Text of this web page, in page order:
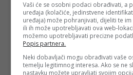
Vaši će se osobni podaci obrađivati, a
uređaja (kolačiće, jedinstvene
uređaja) može pohranjivati, dijeliti te
ili ih može upotrebljavati ova web-
možemo upotrebljavati precizne
Popis partnera.
Neki dobavljači mogu obrađivati vaše
temelju legitimnog interesa. Ako se ne
nastavku možete upravljati svojim